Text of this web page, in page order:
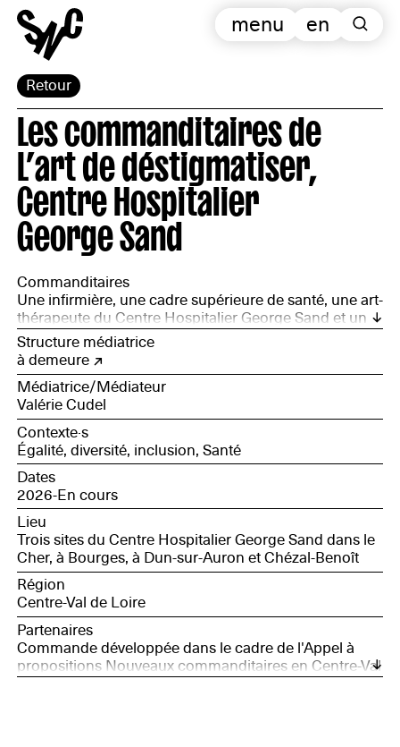
Retour
en
menu
Les commanditaires de
L’art de déstigmatiser,
Centre Hospitalier
George Sand
Commanditaires
Une infirmière, une cadre supérieure de santé, une art-
thérapeute du Centre Hospitalier George Sand et un
directeur de service de PROMÉTHÉE Cher
Structure médiatrice
à demeure
Médiatrice/Médiateur
Valérie Cudel
Contexte·s
Égalité, diversité, inclusion, Santé
Dates
2026-En cours
Lieu
Trois sites du Centre Hospitalier George Sand dans le
Cher, à Bourges, à Dun-sur-Auron et Chézal-Benoît
Région
Centre-Val de Loire
Partenaires
Commande développée dans le cadre de l'Appel à
propositions Nouveaux commanditaires en Centre-Val
de Loire, avec le soutien de la Société des Nouveaux